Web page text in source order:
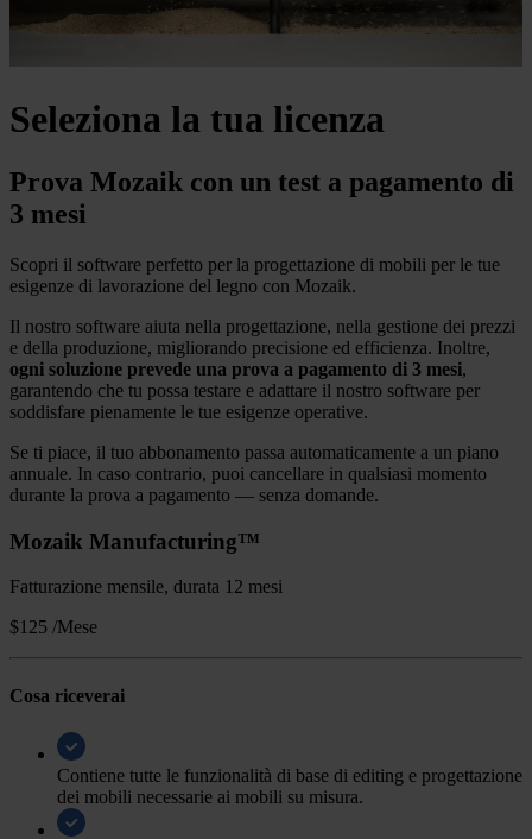
Seleziona la tua licenza
Prova Mozaik con un test a pagamento di
3 mesi
Scopri il software perfetto per la progettazione di mobili per le tue
esigenze di lavorazione del legno con Mozaik.
Il nostro software aiuta nella progettazione, nella gestione dei prezzi
e della produzione, migliorando precisione ed efficienza. Inoltre,
ogni soluzione prevede una prova a pagamento di 3 mesi,
garantendo che tu possa testare e adattare il nostro software per
soddisfare pienamente le tue esigenze operative.
Se ti piace, il tuo abbonamento passa automaticamente a un piano
annuale. In caso contrario, puoi cancellare in qualsiasi momento
durante la prova a pagamento — senza domande.
Mozaik Manufacturing™
Fatturazione mensile, durata 12 mesi
$125 /Mese
Cosa riceverai
Contiene tutte le funzionalità di base di editing e progettazione
dei mobili necessarie ai mobili su misura.